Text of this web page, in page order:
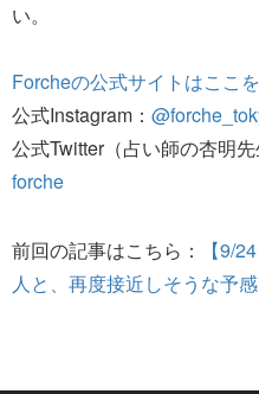
い。
Forcheの公式サイトはここ
公式Instagram：
公式Twitter（占い師の杏明
forche
前回の記事はこちら：
【9/
人と、再度接近しそうな予